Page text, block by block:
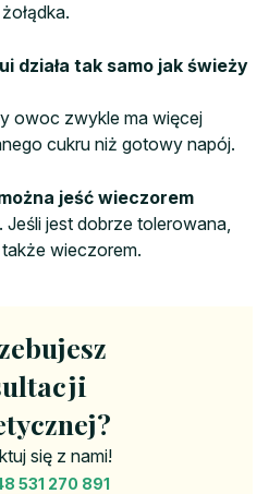
działa tak samo jak świeży
owoc zwykle ma więcej
cukru niż gotowy napój.
jeść wieczorem
Jeśli jest dobrze tolerowana,
wieczorem.
się z nami!
531 270 891